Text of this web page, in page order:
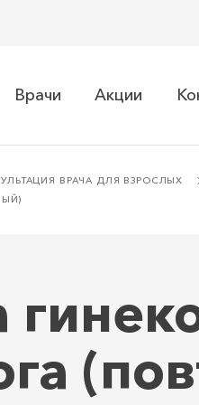
Врачи Акции
ВРАЧА ДЛЯ ВЗРОСЛЫХ